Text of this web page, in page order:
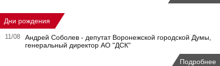
Дни рождения
11/08
Андрей Соболев - депутат Воронежской городской Думы,
генеральный директор АО "ДСК"
Подробнее